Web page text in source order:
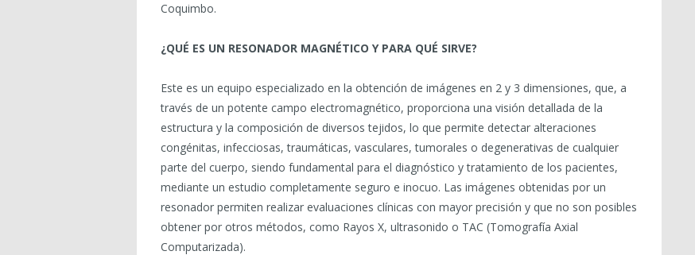
Coquimbo.
¿QUÉ ES UN RESONADOR MAGNÉTICO Y PARA QUÉ SIRVE?
Este es un equipo especializado en la obtención de imágenes en 2 y 3 dimensiones, que, a
través de un potente campo electromagnético, proporciona una visión detallada de la
estructura y la composición de diversos tejidos, lo que permite detectar alteraciones
congénitas, infecciosas, traumáticas, vasculares, tumorales o degenerativas de cualquier
parte del cuerpo, siendo fundamental para el diagnóstico y tratamiento de los pacientes,
mediante un estudio completamente seguro e inocuo. Las imágenes obtenidas por un
resonador permiten realizar evaluaciones clínicas con mayor precisión y que no son posibles
obtener por otros métodos, como Rayos X, ultrasonido o TAC (Tomografía Axial
Computarizada).